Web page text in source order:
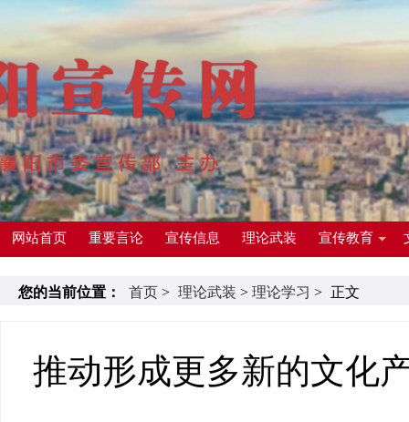
网站首页 重要言论 宣传信息 理论武装 宣传教育
您的当前位置： 首页 > 理论武装 > 理论学习 > 正文
推动形成更多新的文化